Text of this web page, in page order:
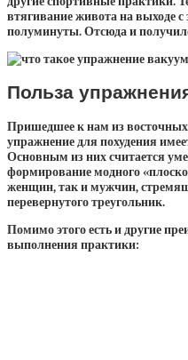
втягивание живота на выходе
полуминуты. Отсюда и
Польза
Пришедшее к нам из восточных
упражнение для похудения
Основным из них считается
формирование модного
женщин, так и мужчин,
перевернутого треугольник.
Помимо этого есть и другие
выполнения практики: